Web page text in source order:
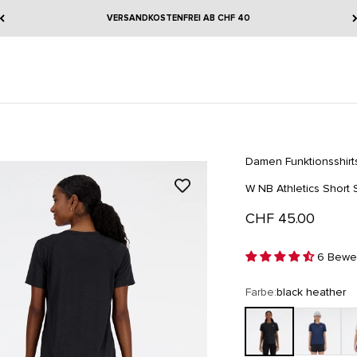
VERSANDKOSTENFREI AB CHF 40
Damen
W NB Athletics Short
Angebot
CHF 45.00
6
Farbe:black heather
black heathernb navy